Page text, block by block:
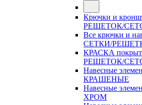
Крючки и
РЕШЕТОК/
Все крючки и
СЕТКИ/
КРАСКА
РЕШЕТОК/
Навесные
КРАШЕНЫЕ
Навесные
ХРОМ